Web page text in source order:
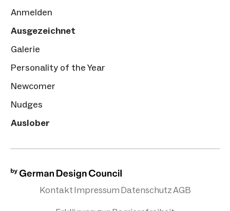
Anmelden
Ausgezeichnet
Galerie
Personality of the Year
Newcomer
Nudges
Auslober
KontaktImpressumDatenschutzAGB